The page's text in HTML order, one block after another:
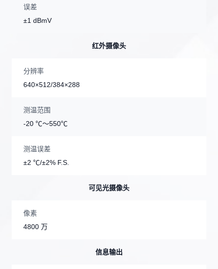
误差
±1 dBmV
红外摄像头
分辨率
640×512/384×288
测温范围
-20 ℃～550℃
测温误差
±2 ℃/±2% F.S.
可见光摄像头
像素
4800 万
信息输出